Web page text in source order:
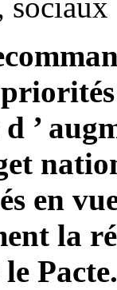
d ’
en
la
Pacte.